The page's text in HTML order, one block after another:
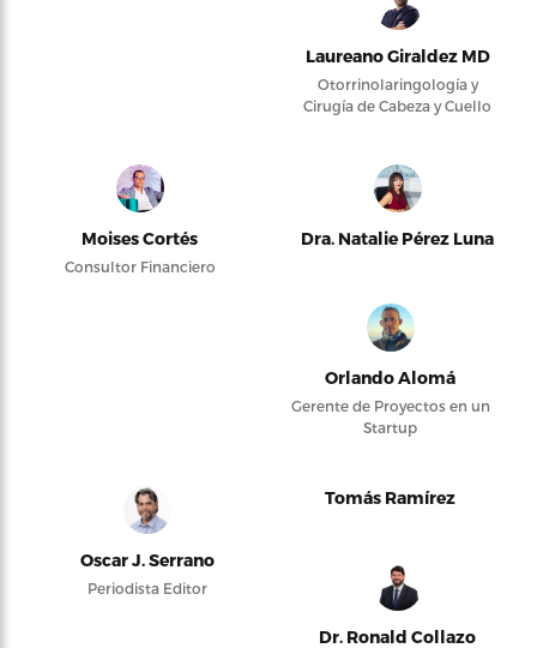
Laureano Giraldez MD
Otorrinolaringología y
Cirugía de Cabeza y Cuello
Moises Cortés
Consultor Financiero
Dra. Natalie Pérez Luna
Orlando Alomá
Gerente de Proyectos en un
Startup
Oscar J. Serrano
Periodista Editor
Tomás Ramírez
Dr. Ronald Collazo